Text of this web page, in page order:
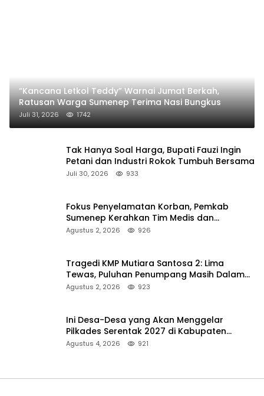
“Kancana Letkol Teddy” Warnai Jumat Berkah,
Ratusan Warga Sumenep Terima Nasi Bungkus
Juli 31, 2026 1742
Tak Hanya Soal Harga, Bupati Fauzi Ingin
Petani dan Industri Rokok Tumbuh Bersama
Juli 30, 2026 933
Fokus Penyelamatan Korban, Pemkab
Sumenep Kerahkan Tim Medis dan
Ambulans ke Pelabuhan Kalianget
Agustus 2, 2026 926
Tragedi KMP Mutiara Santosa 2: Lima
Tewas, Puluhan Penumpang Masih Dalam
Pencarian
Agustus 2, 2026 923
Ini Desa-Desa yang Akan Menggelar
Pilkades Serentak 2027 di Kabupaten
Sumenep
Agustus 4, 2026 921